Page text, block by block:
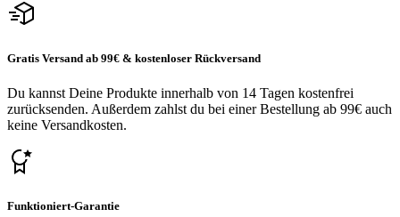
Gratis Versand ab 99€ & kostenloser Rückversand
Du kannst Deine Produkte innerhalb von 14 Tagen kostenfrei
zurücksenden. Außerdem zahlst du bei einer Bestellung ab 99€ auch
keine Versandkosten.
Funktioniert-Garantie